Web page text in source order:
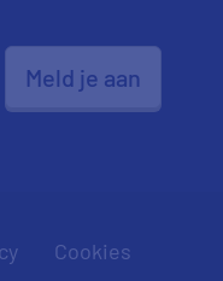
Meld je aan
Cookies